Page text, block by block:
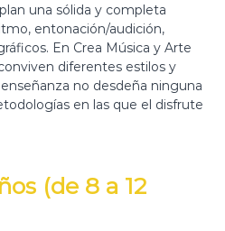
una sólida y completa
entonación/audición,
En Crea Música y Arte
diferentes estilos y
no desdeña ninguna
en las que el disfrute
(de 8 a 12